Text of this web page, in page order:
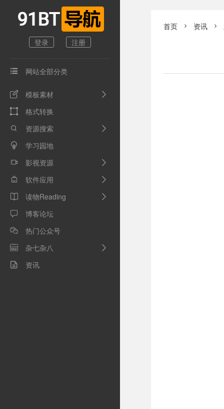
登录 注册
 网站全部分类
 模板素材
 格式转换
 资源搜索
 学习园地
 影视资源
 软件应用
 读物Reading
 博客论坛
 热门公众号
 杂七杂八
 资讯
首页  资讯 